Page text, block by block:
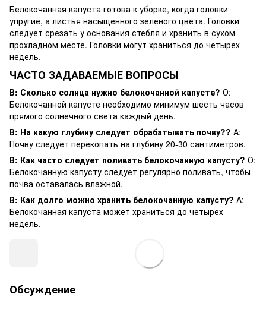
Белокочанная капуста готова к уборке, когда головки
упругие, а листья насыщенного зеленого цвета. Головки
следует срезать у основания стебля и хранить в сухом
прохладном месте. Головки могут храниться до четырех
недель.
ЧАСТО ЗАДАВАЕМЫЕ ВОПРОСЫ
В: Сколько солнца нужно белокочанной капусте? О:
Белокочанной капусте необходимо минимум шесть часов
прямого солнечного света каждый день.
В: На какую глубину следует обрабатывать почву?? A:
Почву следует перекопать на глубину 20-30 сантиметров.
В: Как часто следует поливать белокочанную капусту? О:
Белокочанную капусту следует регулярно поливать, чтобы
почва оставалась влажной.
В: Как долго можно хранить белокочанную капусту? A:
Белокочанная капуста может храниться до четырех
недель.
Обсуждение